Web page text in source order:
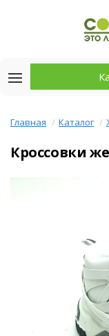
Главная Каталог
Кроссовки